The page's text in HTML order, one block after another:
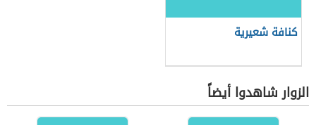
كنافة شعيرية
الزوار شاهدوا أيضاً